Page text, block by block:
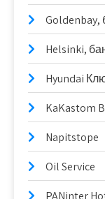
Helsinki,
Hyundai
KaKastom
Napitstope
Oil Service
PANinter